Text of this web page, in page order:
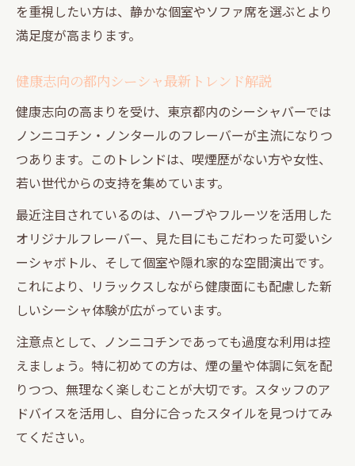
を重視したい方は、静かな個室やソファ席を選ぶとより
満足度が高まります。
健康志向の都内シーシャ最新トレンド解説
健康志向の高まりを受け、東京都内のシーシャバーでは
ノンニコチン・ノンタールのフレーバーが主流になりつ
つあります。このトレンドは、喫煙歴がない方や女性、
若い世代からの支持を集めています。
最近注目されているのは、ハーブやフルーツを活用した
オリジナルフレーバー、見た目にもこだわった可愛いシ
ーシャボトル、そして個室や隠れ家的な空間演出です。
これにより、リラックスしながら健康面にも配慮した新
しいシーシャ体験が広がっています。
注意点として、ノンニコチンであっても過度な利用は控
えましょう。特に初めての方は、煙の量や体調に気を配
りつつ、無理なく楽しむことが大切です。スタッフのア
ドバイスを活用し、自分に合ったスタイルを見つけてみ
てください。